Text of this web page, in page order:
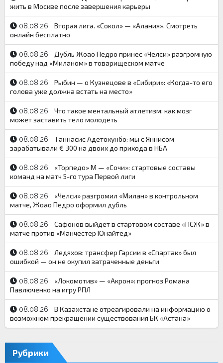
жить в Москве после завершения карьеры
08.08.26
Вторая лига. «Сокол» — «Алания». Смотреть
онлайн бесплатно
08.08.26
Дубль Жоао Педро принес «Челси» разгромную
победу над «Миланом» в товарищеском матче
08.08.26
Рыбин — о Кузнецове в «Сибири»: «Когда-то его
голова уже должна встать на место»
08.08.26
Что такое ментальный атлетизм: как мозг
может заставить тело молодеть
08.08.26
Таннасис Адетокунбо: мы с Яннисом
зарабатывали € 300 на двоих до прихода в НБА
08.08.26
«Торпедо» М — «Сочи»: стартовые составы
команд на матч 5-го тура Первой лиги
08.08.26
«Челси» разгромил «Милан» в контрольном
матче, Жоао Педро оформил дубль
08.08.26
Сафонов выйдет в стартовом составе «ПСЖ» в
матче против «Манчестер Юнайтед»
08.08.26
Ледяхов: трансфер Гарсии в «Спартак» был
ошибкой — он не окупил затраченные деньги
08.08.26
«Локомотив» — «Акрон»: прогноз Романа
Павлюченко на игру РПЛ
08.08.26
В Казахстане отреагировали на информацию о
возможном прекращении существования БК «Астана»
Рубрики